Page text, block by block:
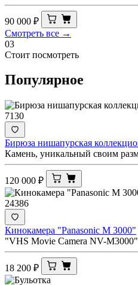
90 000 ₽
Смотреть все →
03
Стоит посмотреть
Популярное
7130
Бирюза нишапурская
Камень, уникальный своим
120 000 ₽
24386
Кинокамера "Panasonic M 3000"
"VHS Movie Camera NV-
18 200 ₽